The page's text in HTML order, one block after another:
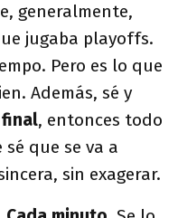
generalmente,
jugaba playoffs.
Pero es lo que
Además, sé y
, entonces todo
que se va a
sin exagerar.